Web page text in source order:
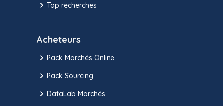
Top recherches
Acheteurs
Pack Marchés Online
Pack Sourcing
DataLab Marchés